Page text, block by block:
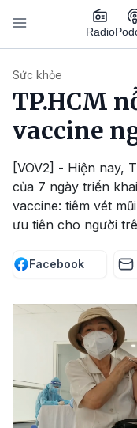
Nhảy đến nội dung
Radio
Sức khỏe
TP.HCM
vaccine
[VOV2] - Hiện nay,
của 7 ngày triển
vaccine: tiêm vét
ưu tiên cho người
Facebook